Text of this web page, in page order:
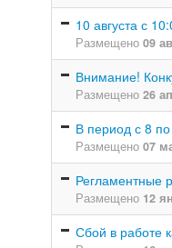
10 августа с
Размещено 09
Внимание!
Размещено 26
В период с 8
Размещено 07
Регламентные
Размещено 12
Сбой в работе